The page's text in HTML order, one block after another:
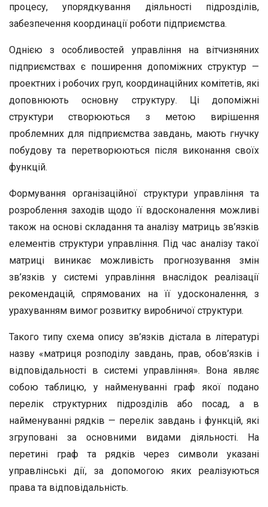
процесу, упорядкування діяльності підрозділів,
забезпечення координації роботи підприємства.
Однією з особливостей управління на вітчизняних
підприємствах є поширення допоміжних структур —
проектних і робочих груп, координаційних комітетів, які
доповнюють основну структуру. Ці допоміжні
структури створюються з метою вирішення
проблемних для підприємства завдань, мають гнучку
побудову та перетворюються після виконання своїх
функцій.
Формування організаційної структури управління та
розроблення заходів щодо її вдосконалення можливі
також на основі складання та аналізу матриць зв’язків
елементів структури управління. Під час аналізу такої
матриці виникає можливість прогнозування змін
зв’язків у системі управління внаслідок реалізації
рекомендацій, спрямованих на її удосконалення, з
урахуванням вимог розвитку виробничої структури.
Такого типу схема опису зв’язків дістала в літературі
назву «матриця розподілу завдань, прав, обов’язків і
відповідальності в системі управління». Вона являє
собою таблицю, у найменуванні граф якої подано
перелік структурних підрозділів або посад, а в
найменуванні рядків — перелік завдань і функцій, які
згруповані за основними видами діяльності. На
перетині граф та рядків через символи указані
управлінські дії, за допомогою яких реалізуються
права та відповідальність.